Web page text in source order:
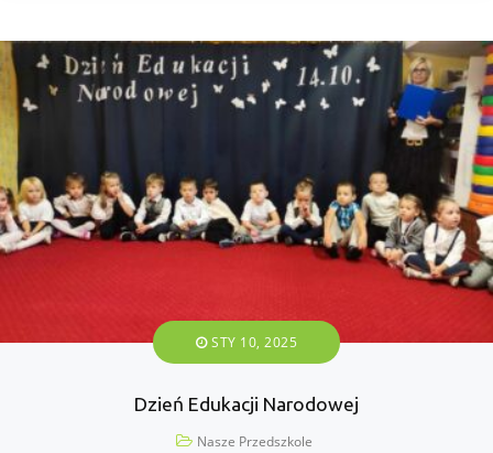
STY 10, 2025
Dzień Edukacji Narodowej
Nasze Przedszkole